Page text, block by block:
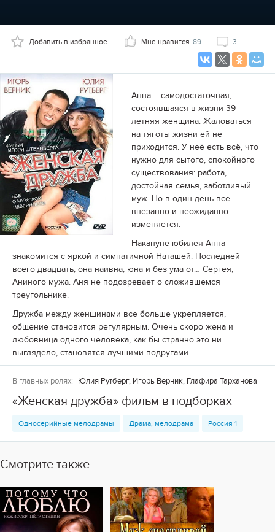
Добавить в избранное Мне нравится 89 3
Анна – самодостаточная,
состоявшаяся в жизни 39-
летняя женщина. Жаловаться
на тяготы жизни ей не
приходится. У неё есть всё, что
нужно для сытого, спокойного
существования: работа,
достойная семья, заботливый
муж. Но в один день всё
внезапно и неожиданно
изменяется.
Накануне юбилея Анна
знакомится с яркой и симпатичной Наташей. Последней
всего двадцать, она наивна, юна и без ума от… Сергея,
Аниного мужа. Аня не подозревает о сложившемся
треугольнике.
Дружба между женщинами все больше укрепляется,
общение становится регулярным. Очень скоро жена и
любовница одного человека, как бы странно это ни
выглядело, становятся лучшими подругами.
В главных ролях: Юлия Рутберг, Игорь Верник, Глафира Тарханова
«Женская дружба» фильм в подборках
Односерийные мелодрамы Драма, мелодрама Россия 1
Смотрите также